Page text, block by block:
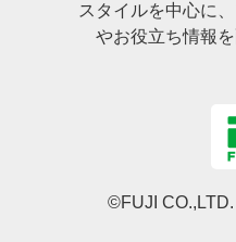
スタイルを中心に
やお役立ち情報
©FUJI